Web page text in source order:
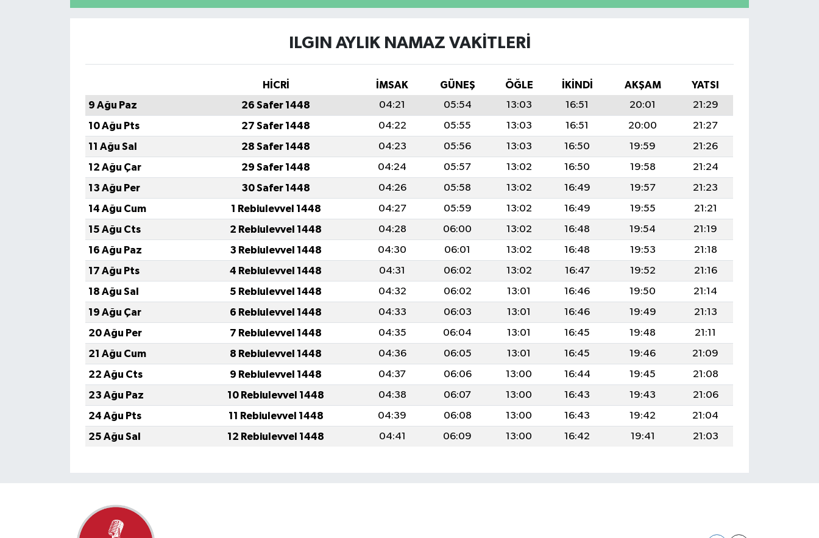
ILGIN AYLIK NAMAZ VAKITLERI
HİCRİ İMSAK GÜNEŞ ÖĞLE İKINDI AKŞAM
YATSI
9 Ağu Paz
26 Safer 1448 04:21 05:54 13:03 16:51 20:01
21:29
10 Ağu Pts
27 Safer 1448 04:22 05:55 13:03 16:51 20:00
21:27
11 Ağu Sal
28 Safer 1448 04:23 05:56 13:03 16:50 19:59
21:26
12 Ağu Çar
29 Safer 1448 04:24 05:57 13:02 16:50 19:58
21:24
13 Ağu Per
30 Safer 1448 04:26 05:58 13:02 16:49 19:57
21:23
14 Ağu Cum
1 Rebiulevvel 1448 04:27 05:59 13:02 16:49 19:55
21:21
15 Ağu Cts
2 Rebiulevvel 1448 04:28 06:00 13:02 16:48 19:54
21:19
16 Ağu Paz
3 Rebiulevvel 1448 04:30 06:01 13:02 16:48 19:53
21:18
17 Ağu Pts
4 Rebiulevvel 1448 04:31 06:02 13:02 16:47 19:52
21:16
18 Ağu Sal
5 Rebiulevvel 1448 04:32 06:02 13:01 16:46 19:50
21:14
19 Ağu Çar
6 Rebiulevvel 1448 04:33 06:03 13:01 16:46 19:49
21:13
20 Ağu Per
7 Rebiulevvel 1448 04:35 06:04 13:01 16:45 19:48
21:11
21 Ağu Cum
8 Rebiulevvel 1448 04:36 06:05 13:01 16:45 19:46
21:09
22 Ağu Cts
9 Rebiulevvel 1448 04:37 06:06 13:00 16:44 19:45
21:08
23 Ağu Paz
10 Rebiulevvel 1448 04:38 06:07 13:00 16:43 19:43
21:06
24 Ağu Pts
11 Rebiulevvel 1448 04:39 06:08 13:00 16:43 19:42
21:04
25 Ağu Sal
12 Rebiulevvel 1448 04:41 06:09 13:00 16:42 19:41 21:03